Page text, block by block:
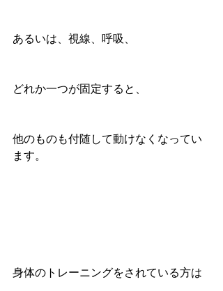
あるいは、視線、呼吸、
どれか一つが固定すると、
他のものも付随して動けなくなってい
ます。
身体のトレーニングをされている方は